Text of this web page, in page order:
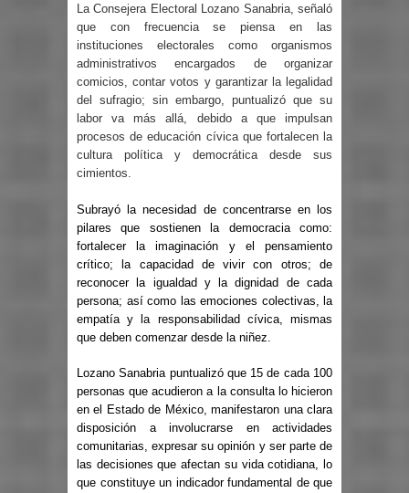
La Consejera Electoral Lozano Sanabria, señaló
que con frecuencia se piensa en las
instituciones electorales como organismos
administrativos encargados de organizar
comicios, contar votos y garantizar la legalidad
del sufragio; sin embargo, puntualizó que su
labor va más allá, debido a que impulsan
procesos de educación cívica que fortalecen la
cultura política y democrática desde sus
cimientos.
Subrayó la necesidad de concentrarse en los
pilares que sostienen la democracia como:
fortalecer la imaginación y el pensamiento
crítico; la capacidad de vivir con otros; de
reconocer la igualdad y la dignidad de cada
persona; así como las emociones colectivas, la
empatía y la responsabilidad cívica, mismas
que deben comenzar desde la niñez.
Lozano Sanabria puntualizó que 15 de cada 100
personas que acudieron a la consulta lo hicieron
en el Estado de México, manifestaron una clara
disposición a involucrarse en actividades
comunitarias, expresar su opinión y ser parte de
las decisiones que afectan su vida cotidiana, lo
que constituye un indicador fundamental de que